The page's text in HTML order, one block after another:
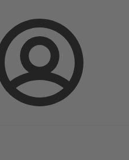
Login
NORI 40 ZXLB/ZXSB